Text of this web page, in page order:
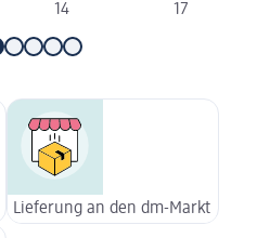
14 17
Lieferung an den dm-Markt